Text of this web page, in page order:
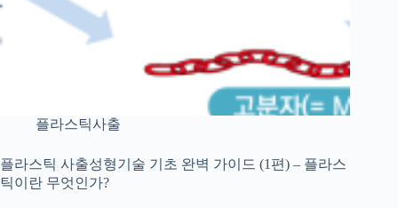
플라스틱사출
플라스틱 사출성형기술 기초 완벽 가이드 (1편) – 플라스
틱이란 무엇인가?